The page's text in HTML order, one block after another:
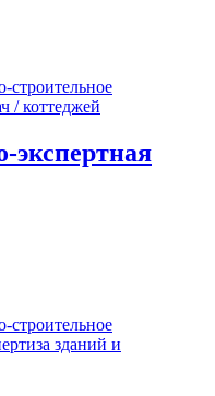
строительное
/ коттеджей
строительное
зданий и